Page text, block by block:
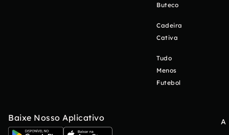
Buteco
Cadeira
Cativa
Tudo
Menos
Futebol
Baixe Nosso Aplicativo
A